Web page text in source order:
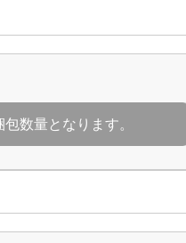
数量となります。